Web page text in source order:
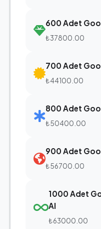
600 Adet
₺37800.00
700 Adet
₺44100.00
800 Adet
₺50400.00
900 Adet
₺56700.00
1000 Adet
Al
₺63000.00